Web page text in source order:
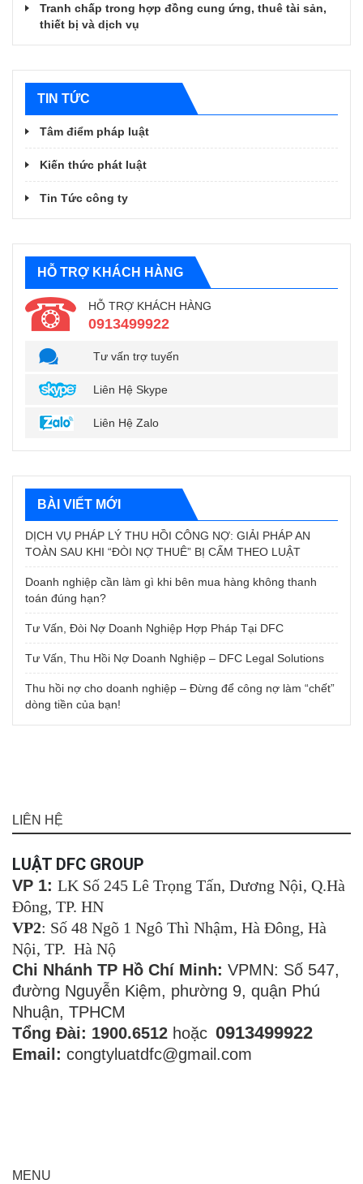
Tranh chấp trong hợp đồng cung ứng, thuê tài sản,
thiết bị và dịch vụ
TIN TỨC
Tâm điểm pháp luật
Kiến thức phát luật
Tin Tức công ty
HỖ TRỢ KHÁCH HÀNG
HỖ TRỢ KHÁCH HÀNG
0913499922
Tư vấn trợ tuyến
Liên Hệ Skype
Liên Hệ Zalo
BÀI VIẾT MỚI
DỊCH VỤ PHÁP LÝ THU HỒI CÔNG NỢ: GIẢI PHÁP AN
TOÀN SAU KHI “ĐÒI NỢ THUÊ” BỊ CẤM THEO LUẬT
Doanh nghiệp cần làm gì khi bên mua hàng không thanh
toán đúng hạn?
Tư Vấn, Đòi Nợ Doanh Nghiệp Hợp Pháp Tại DFC
Tư Vấn, Thu Hồi Nợ Doanh Nghiệp – DFC Legal Solutions
Thu hồi nợ cho doanh nghiệp – Đừng để công nợ làm “chết”
dòng tiền của bạn!
LIÊN HỆ
LUẬT DFC GROUP
VP 1: LK Số 245 Lê Trọng Tấn, Dương Nội, Q.Hà
Đông, TP. HN
VP2: Số 48 Ngõ 1 Ngô Thì Nhậm, Hà Đông, Hà
Nội, TP. Hà Nộ
Chi Nhánh TP Hồ Chí Minh: VPMN: Số 547,
đường Nguyễn Kiệm, phường 9, quận Phú
Nhuận, TPHCM
Tổng Đài: 1900.6512 hoặc 0913499922
Email: congtyluatdfc@gmail.com
MENU